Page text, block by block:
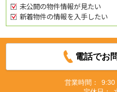
未公開の物件情報が見たい
新着物件の情報を入手したい
電話でお
営業時間：